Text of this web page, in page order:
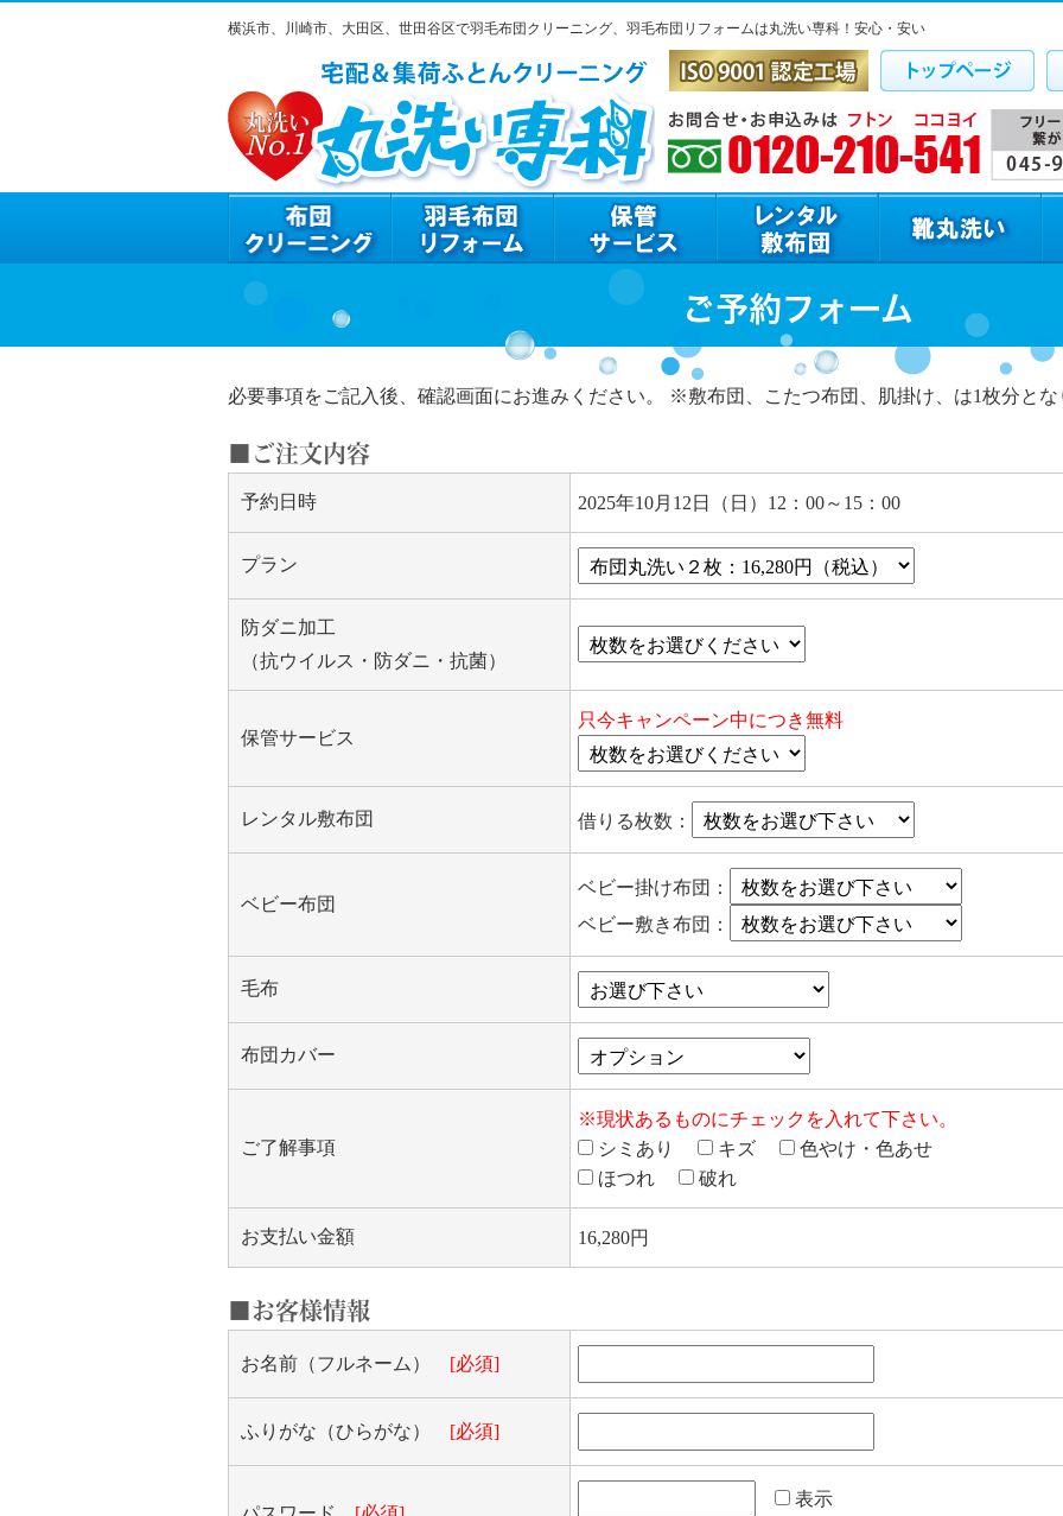
横浜市、川崎市、大田区、世田谷区で羽毛布団クリーニング、羽毛布団リフォームは丸洗い専科！安心・安い
ご予約フォーム
必要事項をご記入後、確認画面にお進みください。 ※敷布団、こたつ布団、肌掛け、は1枚分とな
■ご注文内容
予約日時 2025年10月12日（日）12：00～15：00
プラン
防ダニ加工
（抗ウイルス・防ダニ・抗菌）
保管サービス
只今キャンペーン中につき無料
レンタル敷布団 借りる枚数：
ベビー布団
ベビー掛け布団：
ベビー敷き布団：
毛布
布団カバー
ご了解事項
※現状あるものにチェックを入れて下さい。
シミあり
キズ
色やけ・色あせ
ほつれ
破れ
お支払い金額 16,280円
■お客様情報
お名前（フルネーム） [必須]
ふりがな（ひらがな） [必須]
表示